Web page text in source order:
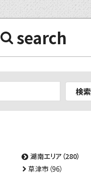
search
検索
湖南エリア（280）
草津市（96）